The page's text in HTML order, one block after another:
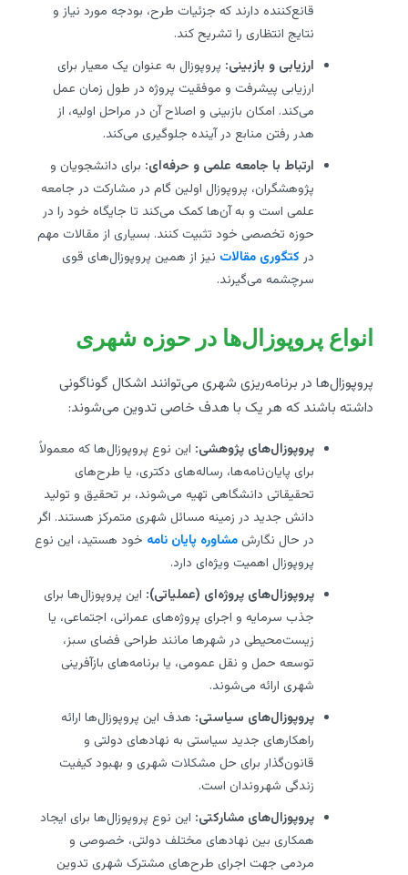
قانع‌کننده دارند که جزئیات طرح، بودجه مورد نیاز و
نتایج انتظاری را تشریح کند.
ارزیابی و بازبینی:پروپوزال به عنوان یک معیار برای
ارزیابی پیشرفت و موفقیت پروژه در طول زمان عمل
می‌کند. امکان بازبینی و اصلاح آن در مراحل اولیه، از
هدر رفتن منابع در آینده جلوگیری می‌کند.
ارتباط با جامعه علمی و حرفه‌ای:برای دانشجویان و
پژوهشگران، پروپوزال اولین گام در مشارکت در جامعه
علمی است و به آن‌ها کمک می‌کند تا جایگاه خود را در
حوزه تخصصی خود تثبیت کنند. بسیاری از مقالات مهم
کتگوری مقالاتنیز از همین پروپوزال‌های قوی
سرچشمه می‌گیرند.
انواع پروپوزال‌ها در حوزه شهری
پروپوزال‌ها در برنامه‌ریزی شهری می‌توانند اشکال گوناگونی
داشته باشند که هر یک با هدف خاصی تدوین می‌شوند:
پروپوزال‌های پژوهشی:این نوع پروپوزال‌ها که معمولاً
برای پایان‌نامه‌ها، رساله‌های دکتری، یا طرح‌های
تحقیقاتی دانشگاهی تهیه می‌شوند، بر تحقیق و تولید
دانش جدید در زمینه مسائل شهری متمرکز هستند. اگر
در حال نگارشمشاوره پایان نامهخود هستید، این نوع
پروپوزال اهمیت ویژه‌ای دارد.
پروپوزال‌های پروژه‌ای (عملیاتی):این پروپوزال‌ها برای
جذب سرمایه و اجرای پروژه‌های عمرانی، اجتماعی، یا
زیست‌محیطی در شهرها مانند طراحی فضای سبز،
توسعه حمل و نقل عمومی، یا برنامه‌های بازآفرینی
شهری ارائه می‌شوند.
پروپوزال‌های سیاستی:هدف این پروپوزال‌ها ارائه
راهکارهای جدید سیاستی به نهادهای دولتی و
قانون‌گذار برای حل مشکلات شهری و بهبود کیفیت
زندگی شهروندان است.
پروپوزال‌های مشارکتی:این نوع پروپوزال‌ها برای ایجاد
همکاری بین نهادهای مختلف دولتی، خصوصی و
مردمی جهت اجرای طرح‌های مشترک شهری تدوین